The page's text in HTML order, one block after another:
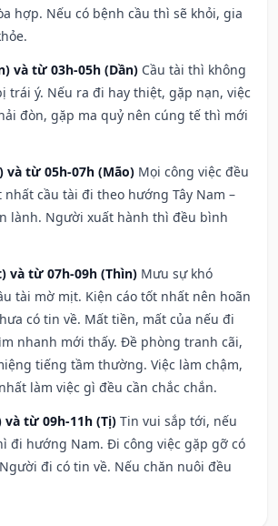
hợp. Nếu có bệnh cầu thì sẽ khỏi, gia
và từ 03h-05h (Dần) Cầu tài thì không
trái ý. Nếu ra đi hay thiệt, gặp nạn, việc
đòn, gặp ma quỷ nên cúng tế thì mới
và từ 05h-07h (Mão) Mọi công việc đều
cầu tài đi theo hướng Tây Nam –
lành. Người xuất hành thì đều bình
và từ 07h-09h (Thìn) Mưu sự khó
tài mờ mịt. Kiện cáo tốt nhất nên hoãn
có tin về. Mất tiền, mất của nếu đi
nhanh mới thấy. Đề phòng tranh cãi,
tiếng tầm thường. Việc làm chậm,
làm việc gì đều cần chắc chắn.
và từ 09h-11h (Tị) Tin vui sắp tới, nếu
đi hướng Nam. Đi công việc gặp gỡ có
đi có tin về. Nếu chăn nuôi đều